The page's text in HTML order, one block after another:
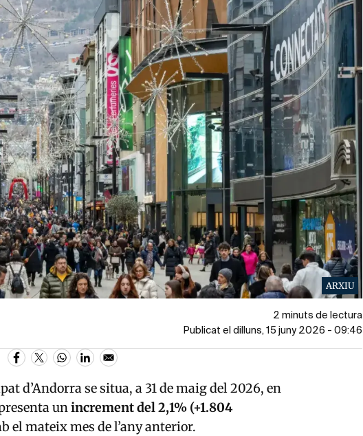
ARXIU
2 minuts de lectura
Publicat el dilluns, 15 juny 2026 - 09:46
d’Andorrase situa, a 31 de maig del 2026, en
unincrement del 2,1% (+1.804
el mateix mes de l’any anterior.